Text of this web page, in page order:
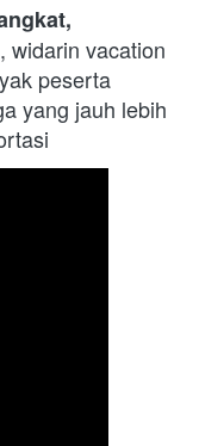
widarin vacation
peserta
yang jauh lebih